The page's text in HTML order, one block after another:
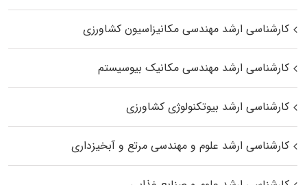
کارشناسی ارشد مهندسی مکانیزاسیون کشاورزی
کارشناسی ارشد مهندسی مکانیک بیوسیستم
کارشناسی ارشد بیوتکنولوژی کشاورزی
کارشناسی ارشد علوم و مهندسی مرتع و آبخیزداری